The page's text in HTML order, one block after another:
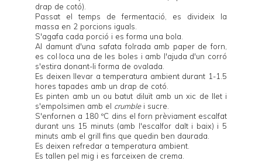
drap de cotó).
Passat el temps de fermentació, es divideix la
massa en 2 porcions iguals.
S'agafa cada porció i es forma una bola.
Al damunt d'una safata folrada amb paper de forn,
es col·loca una de les boles i amb l'ajuda d'un corró
s'estira donant-li forma de ovalada.
Es deixen llevar a temperatura ambient durant 1-1.5
hores tapades amb un drap de cotó.
Es pinten amb un ou batut diluït amb un xic de llet i
s'empolsimen amb el crumblei sucre.
S'enfornen a 180 ºC dins el forn prèviament escalfat
durant uns 15 minuts (amb l'escalfor dalt i baix) i 5
minuts amb el grill fins que quedin ben daurada.
Es deixen refredar a temperatura ambient.
Es tallen pel mig i es farceixen de crema.